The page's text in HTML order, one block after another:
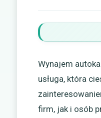
Wynajem
usługa, która
firm, jak i osób